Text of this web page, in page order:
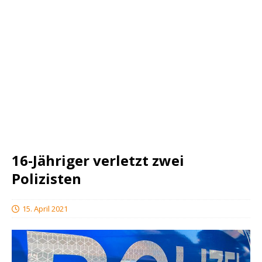
16-Jähriger verletzt zwei
Polizisten
15. April 2021